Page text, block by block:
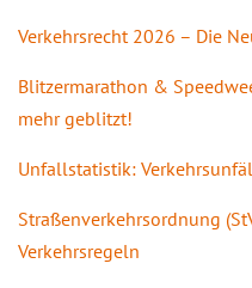
Verkehrsrecht 2026 – Die
Blitzermarathon &
mehr geblitzt!
Unfallstatistik:
Straßenverkehrsordnung
Verkehrsregeln